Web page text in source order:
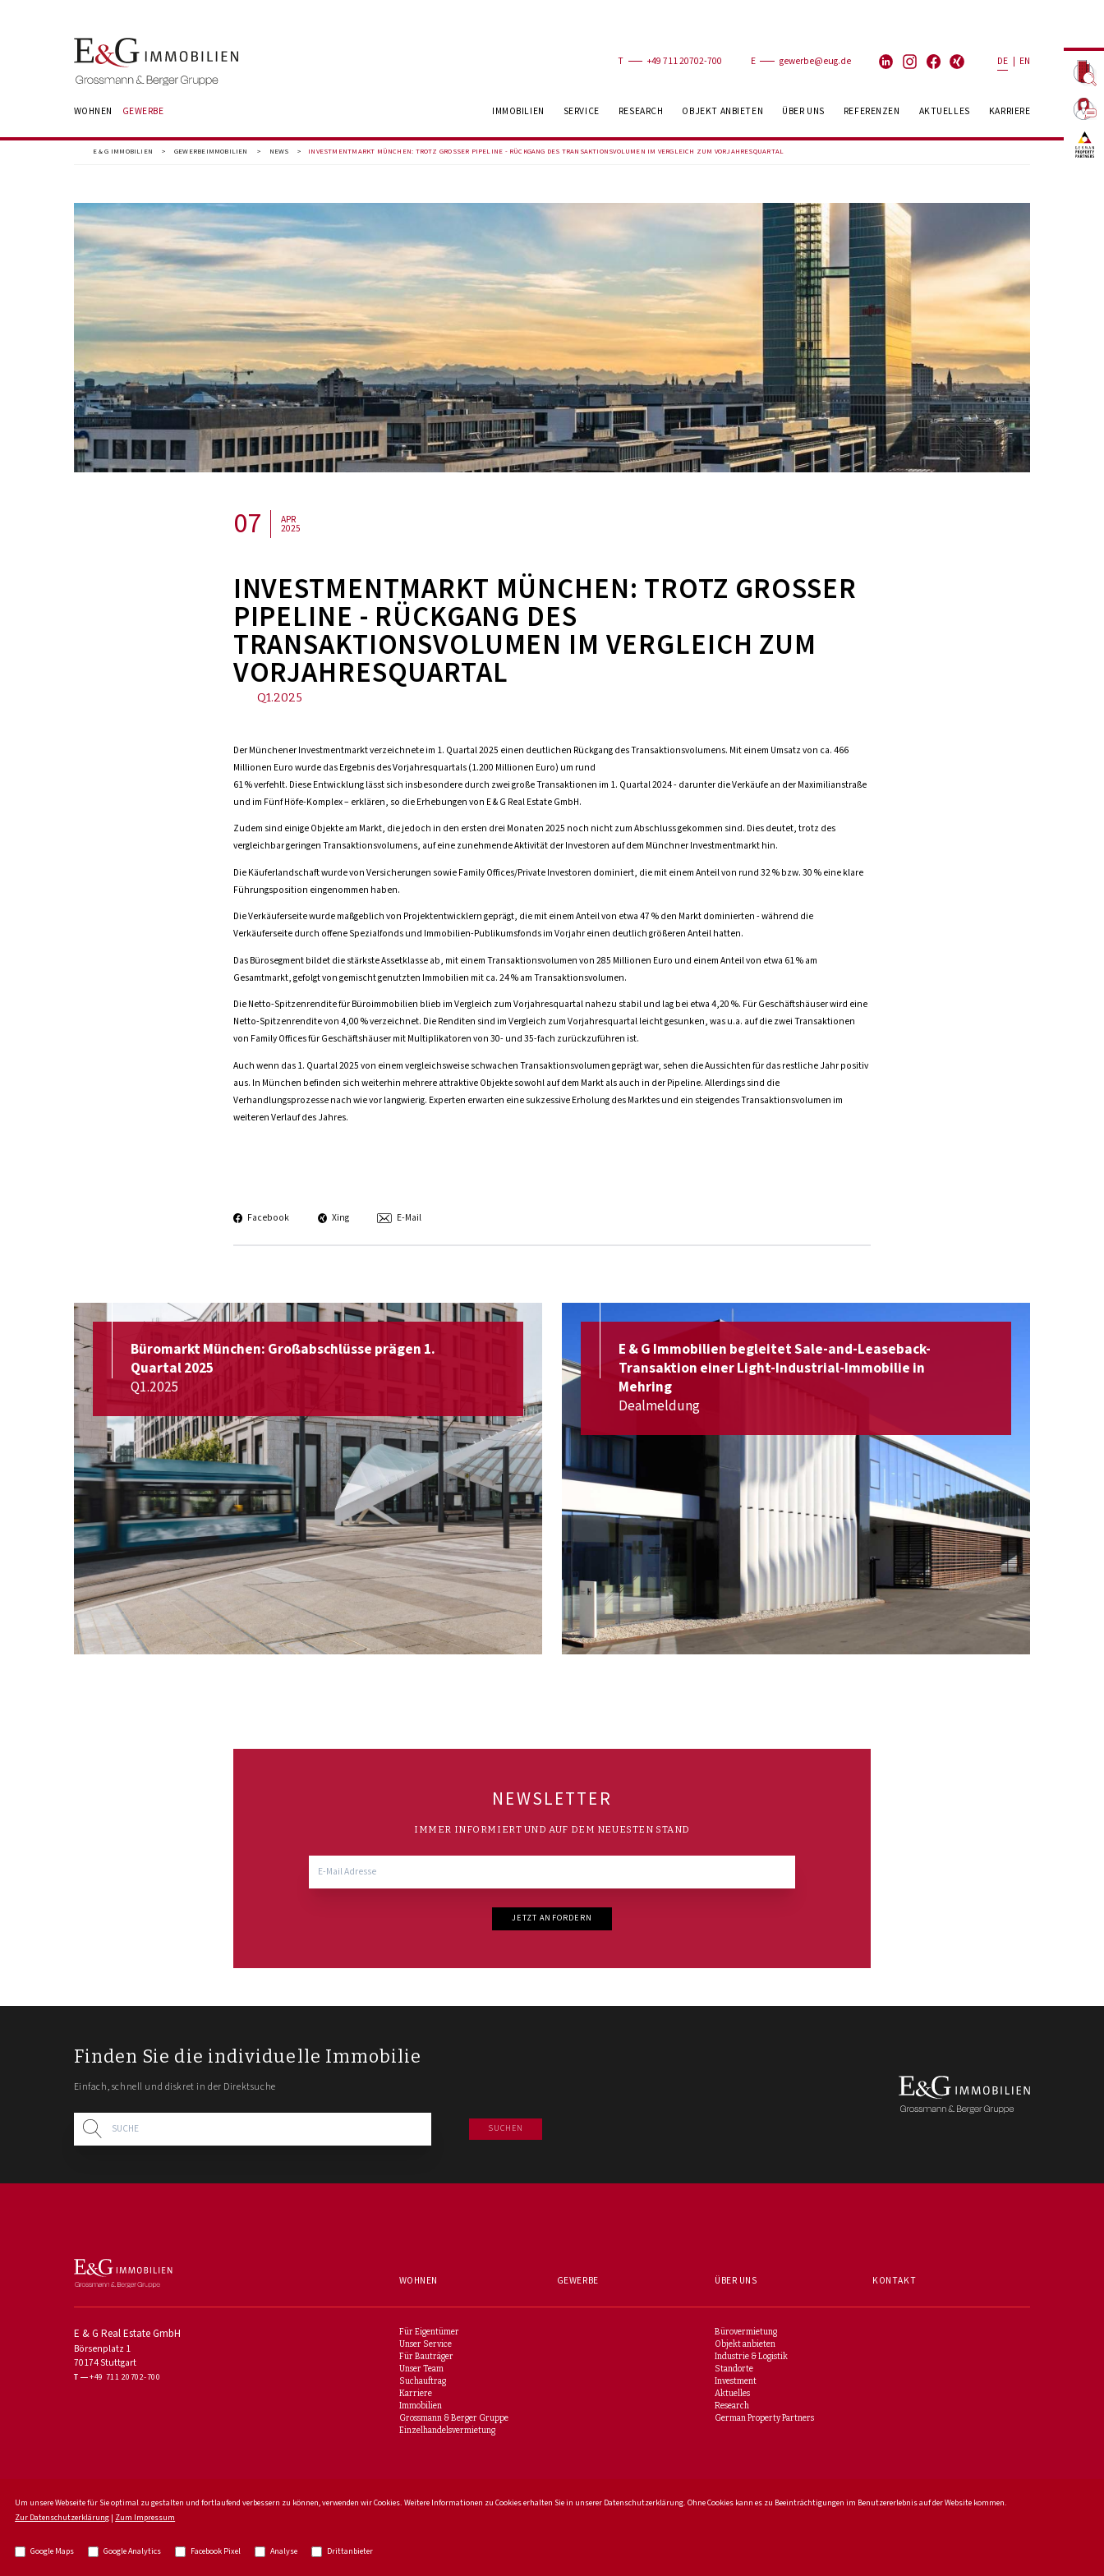
T +49 711 20702-700 E gewerbe@eug.de DE EN
WOHNEN GEWERBE IMMOBILIEN SERVICE RESEARCH OBJEKT ANBIETEN ÜBER UNS REFERENZEN AKTUELLES KARRIERE
E & G IMMOBILIEN > GEWERBEIMMOBILIEN > NEWS > ​INVESTMENTMARKT MÜNCHEN: TROTZ GROSSER PIPELINE - RÜCKGANG DES TRANSAKTIONSVOLUMEN IM VERGLEICH ZUM VORJAHRESQUARTAL
07 APR
2025
​INVESTMENTMARKT MÜNCHEN: TROTZ GROSSER P
IPELINE - RÜCKGANG DES T
RANSAKTIONSVOLUMEN IM VERGLEICH ZUM V
ORJAHRESQUARTAL
Q1.2025
Der Münchener Investmentmarkt verzeichnete im 1. Quartal 2025 einen deutlichen Rückgang des Transaktionsvolumens. Mit einem Umsatz von ca. 466
Millionen Euro wurde das Ergebnis des Vorjahresquartals (1.200 Millionen Euro) um rund
61 % verfehlt. Diese Entwicklung lässt sich insbesondere durch zwei große Transaktionen im 1. Quartal 2024 - darunter die Verkäufe an der Maximilianstraße
und im Fünf Höfe-Komplex – erklären, so die Erhebungen von E & G Real Estate GmbH.
Zudem sind einige Objekte am Markt, die jedoch in den ersten drei Monaten 2025 noch nicht zum Abschluss gekommen sind. Dies deutet, trotz des
vergleichbar geringen Transaktionsvolumens, auf eine zunehmende Aktivität der Investoren auf dem Münchner Investmentmarkt hin.
Die Käuferlandschaft wurde von Versicherungen sowie Family Offices/Private Investoren dominiert, die mit einem Anteil von rund 32 % bzw. 30 % eine klare
Führungsposition eingenommen haben.
Die Verkäuferseite wurde maßgeblich von Projektentwicklern geprägt, die mit einem Anteil von etwa 47 % den Markt dominierten - während die
Verkäuferseite durch offene Spezialfonds und Immobilien-Publikumsfonds im Vorjahr einen deutlich größeren Anteil hatten.
Das Bürosegment bildet die stärkste Assetklasse ab, mit einem Transaktionsvolumen von 285 Millionen Euro und einem Anteil von etwa 61 % am
Gesamtmarkt, gefolgt von gemischt genutzten Immobilien mit ca. 24 % am Transaktionsvolumen.
Die Netto-Spitzenrendite für Büroimmobilien blieb im Vergleich zum Vorjahresquartal nahezu stabil und lag bei etwa 4,20 %. Für Geschäftshäuser wird eine
Netto-Spitzenrendite von 4,00 % verzeichnet. Die Renditen sind im Vergleich zum Vorjahresquartal leicht gesunken, was u.a. auf die zwei Transaktionen
von Family Offices für Geschäftshäuser mit Multiplikatoren von 30- und 35-fach zurückzuführen ist.
Auch wenn das 1. Quartal 2025 von einem vergleichsweise schwachen Transaktionsvolumen geprägt war, sehen die Aussichten für das restliche Jahr positiv
aus. In München befinden sich weiterhin mehrere attraktive Objekte sowohl auf dem Markt als auch in der Pipeline. Allerdings sind die
Verhandlungsprozesse nach wie vor langwierig. Experten erwarten eine sukzessive Erholung des Marktes und ein steigendes Transaktionsvolumen im
weiteren Verlauf des Jahres.
Facebook Xing E-Mail
Büromarkt München: Großabschlüsse prägen 1.
Quartal 2025
Q1.2025
E & G Immobilien begleitet Sale-and-Leaseback-
Transaktion einer Light-Industrial-Immobilie in
Mehring
Dealmeldung
NEWSLETTER
IMMER INFORMIERT UND AUF DEM NEUESTEN STAND
JETZT ANFORDERN
Finden Sie die individuelle Immobilie
Einfach, schnell und diskret in der Direktsuche
SUCHEN
WOHNEN GEWERBE ÜBER UNS KONTAKT
E & G Real Estate GmbH
Börsenplatz 1
70174 Stuttgart
T +49 711 20702-700
Für Eigentümer
Bürovermietung
Unser Service
Objekt anbieten
Für Bauträger
Industrie & Logistik
Unser Team
Standorte
Suchauftrag
Investment
Karriere
Aktuelles
Immobilien
Research
Grossmann & Berger Gruppe
German Property Partners
Einzelhandelsvermietung
Um unsere Webseite für Sie optimal zu gestalten und fortlaufend verbessern zu können, verwenden wir Cookies. Weitere Informationen zu Cookies erhalten Sie in unserer Daten­schutz­erklärung. Ohne Cookies kann es zu Beeinträchtigungen im Benutzererlebnis auf der Website kommen.
Zur Datenschutzerklärung | Zum Impressum
Google Maps Google Analytics Facebook Pixel Analyse Drittanbieter